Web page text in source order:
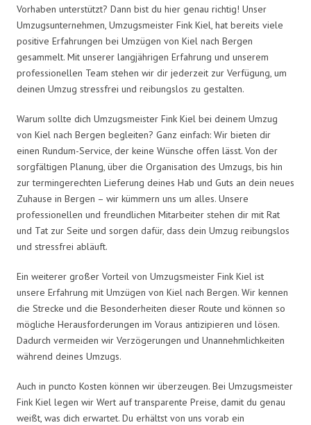
Vorhaben unterstützt? Dann bist du hier genau richtig! Unser
Umzugsunternehmen, Umzugsmeister Fink Kiel, hat bereits viele
positive Erfahrungen bei Umzügen von Kiel nach Bergen
gesammelt. Mit unserer langjährigen Erfahrung und unserem
professionellen Team stehen wir dir jederzeit zur Verfügung, um
deinen Umzug stressfrei und reibungslos zu gestalten.
Warum sollte dich Umzugsmeister Fink Kiel bei deinem Umzug
von Kiel nach Bergen begleiten? Ganz einfach: Wir bieten dir
einen Rundum-Service, der keine Wünsche offen lässt. Von der
sorgfältigen Planung, über die Organisation des Umzugs, bis hin
zur termingerechten Lieferung deines Hab und Guts an dein neues
Zuhause in Bergen – wir kümmern uns um alles. Unsere
professionellen und freundlichen Mitarbeiter stehen dir mit Rat
und Tat zur Seite und sorgen dafür, dass dein Umzug reibungslos
und stressfrei abläuft.
Ein weiterer großer Vorteil von Umzugsmeister Fink Kiel ist
unsere Erfahrung mit Umzügen von Kiel nach Bergen. Wir kennen
die Strecke und die Besonderheiten dieser Route und können so
mögliche Herausforderungen im Voraus antizipieren und lösen.
Dadurch vermeiden wir Verzögerungen und Unannehmlichkeiten
während deines Umzugs.
Auch in puncto Kosten können wir überzeugen. Bei Umzugsmeister
Fink Kiel legen wir Wert auf transparente Preise, damit du genau
weißt, was dich erwartet. Du erhältst von uns vorab ein